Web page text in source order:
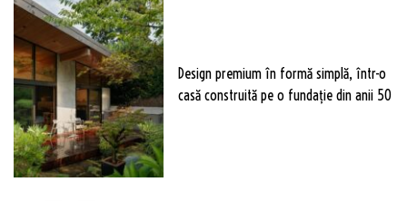
Design premium în formă simplă, într-o
casă construită pe o fundație din anii 50